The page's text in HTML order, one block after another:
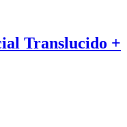
Translucido +